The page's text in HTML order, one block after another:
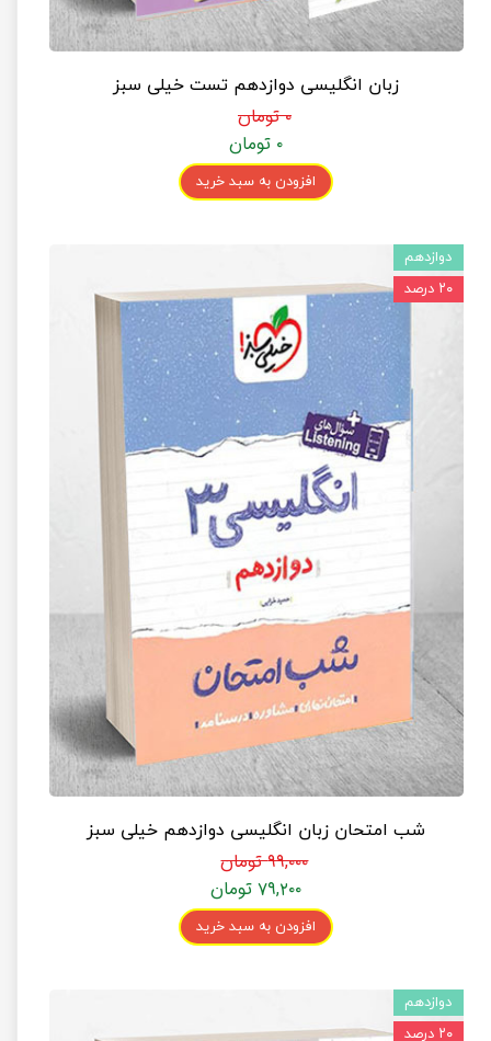
زبان انگلیسی دوازدهم تست خیلی سبز
۰ تومان
۰ تومان
افزودن به سبد خرید
شب امتحان زبان انگلیسی دوازدهم خیلی سبز
۹۹,۰۰۰ تومان
۷۹,۲۰۰ تومان
افزودن به سبد خرید
دوازدهم
۲۰ درصد
دوازدهم
۲۰ درصد